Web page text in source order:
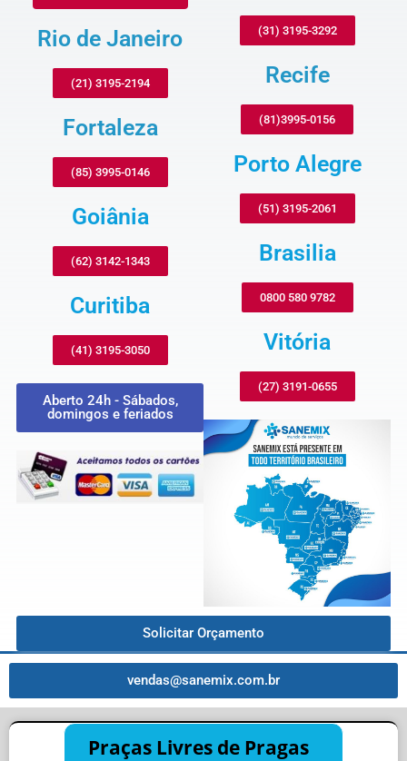
Rio de Janeiro
(21) 3195-2194
Fortaleza
(85) 3995-0146
Goiânia
(62) 3142-1343
Curitiba
(41) 3195-3050
Aberto 24h - Sábados,
domingos e feriados
(31) 3195-3292
Recife
(81)3995-0156
Porto Alegre
(51) 3195-2061
Brasilia
0800 580 9782
Vitória
(27) 3191-0655
Solicitar Orçamento
vendas@sanemix.com.br
Praças Livres de Pragas